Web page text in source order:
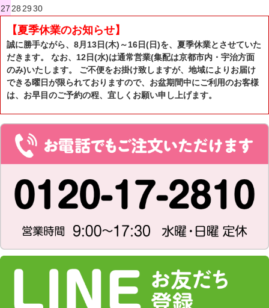
27 28 2930
【夏季休業のお知らせ】
誠に勝手ながら、8月13日(木)～16日(日)を、夏季休業とさせていた
だきます。 なお、12日(水)は通常営業(集配は京都市内・宇治方面
のみ)いたします。 ご不便をお掛け致しますが、地域によりお届け
できる曜日が限られておりますので、お盆期間中にご利用のお客様
は、お早目のご予約の程、宜しくお願い申し上げます。